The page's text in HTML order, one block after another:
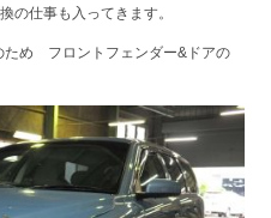
の仕事も入ってきます。
ため フロントフェンダー&ドアの